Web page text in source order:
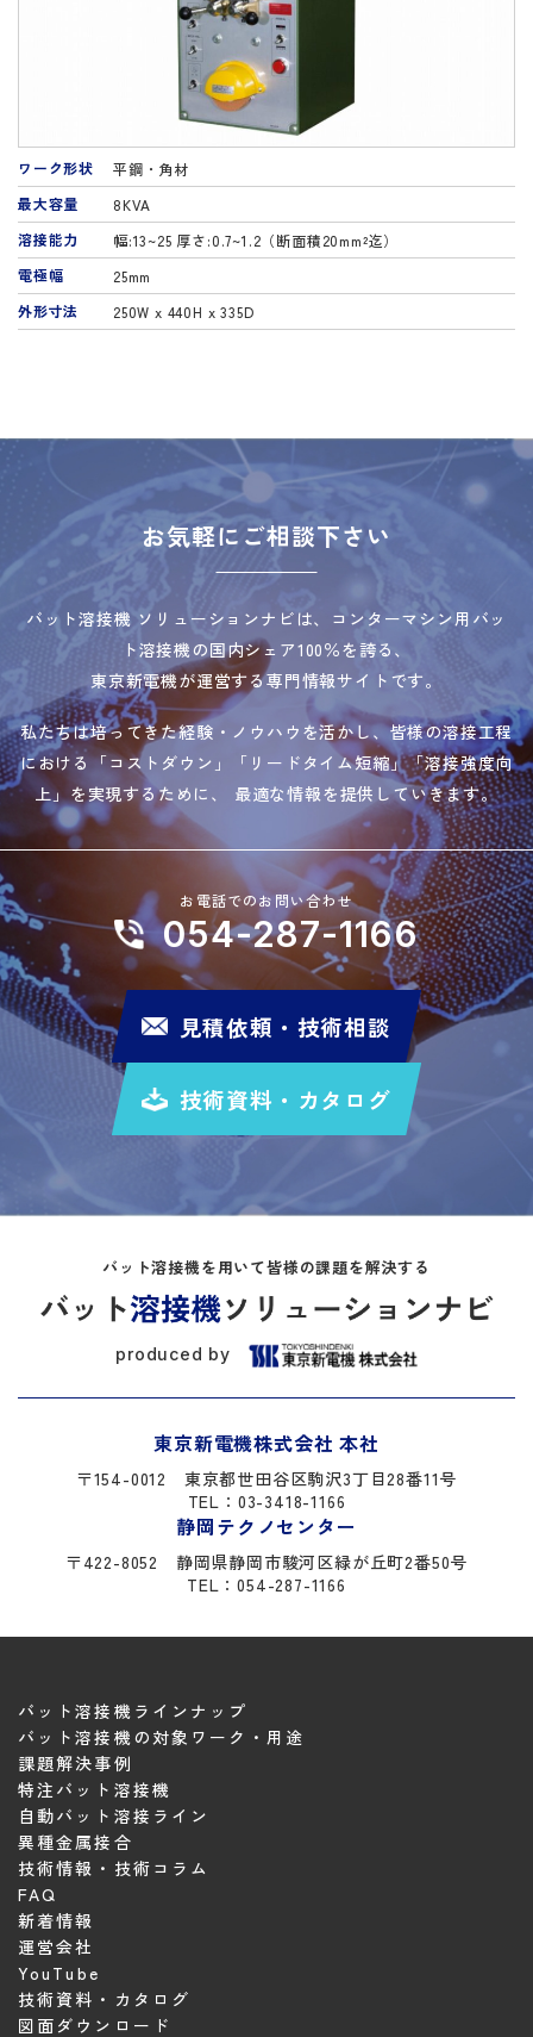
ワーク形状
平鋼・角材
最大容量
8KVA
溶接能力
幅:13~25 厚さ:0.7~1.2（断面積20mm²迄）
電極幅
25mm
外形寸法
250W x 440H x 335D
お気軽にご相談下さい
バット溶接機 ソリューションナビは、コンターマシン用バッ
ト溶接機の国内シェア100％を誇る、
東京新電機が運営する専門情報サイトです。
私たちは培ってきた経験・ノウハウを活かし、皆様の溶接工程
における「コストダウン」「リードタイム短縮」「溶接強度向
上」を実現するために、 最適な情報を提供していきます。
お電話でのお問い合わせ
054-287-1166
見積依頼・技術相談
技術資料・カタログ
バット溶接機を用いて皆様の課題を解決する
produced by
東京新電機株式会社 本社
〒154-0012 東京都世田谷区駒沢3丁目28番11号
TEL：03-3418-1166
静岡テクノセンター
〒422-8052 静岡県静岡市駿河区緑が丘町2番50号
TEL：054-287-1166
バット溶接機ラインナップ
バット溶接機の対象ワーク・用途
課題解決事例
特注バット溶接機
自動バット溶接ライン
異種金属接合
技術情報・技術コラム
FAQ
新着情報
運営会社
YouTube
技術資料・カタログ
図面ダウンロード